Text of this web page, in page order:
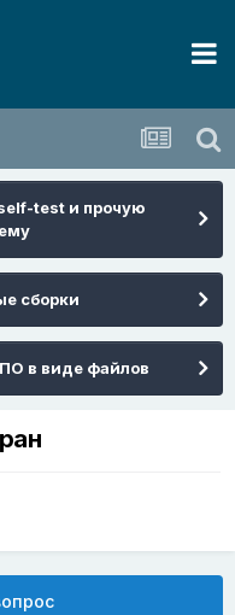
test и прочую
сборки
в виде файлов